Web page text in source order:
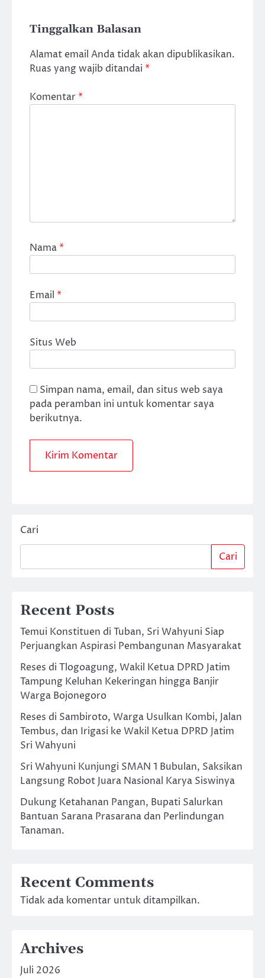
Tinggalkan Balasan
Alamat email Anda tidak akan dipublikasikan.
Ruas yang wajib ditandai *
Komentar*
Nama*
Email *
Situs Web
Simpan nama, email, dan situs web saya
pada peramban ini untuk komentar saya
berikutnya.
Cari
Cari
Recent Posts
Temui Konstituen di Tuban, Sri Wahyuni Siap
Perjuangkan Aspirasi Pembangunan Masyarakat
Reses di Tlogoagung, Wakil Ketua DPRD Jatim
Tampung Keluhan Kekeringan hingga Banjir
Warga Bojonegoro
Reses di Sambiroto, Warga Usulkan Kombi, Jalan
Tembus, dan Irigasi ke Wakil Ketua DPRD Jatim
Sri Wahyuni
Sri Wahyuni Kunjungi SMAN 1 Bubulan, Saksikan
Langsung Robot Juara Nasional Karya Siswinya
Dukung Ketahanan Pangan, Bupati Salurkan
Bantuan Sarana Prasarana dan Perlindungan
Tanaman.
Recent Comments
Tidak ada komentar untuk ditampilkan.
Archives
Juli 2026